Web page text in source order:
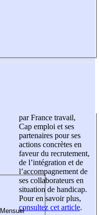
par France travail,
Cap emploi et ses
partenaires pour ses
actions concrètes en
faveur du recrutement,
de l’intégration et de
l’accompagnement de
ses collaborateurs en
situation de handicap.
Pour en savoir plus,
consultez cet article.